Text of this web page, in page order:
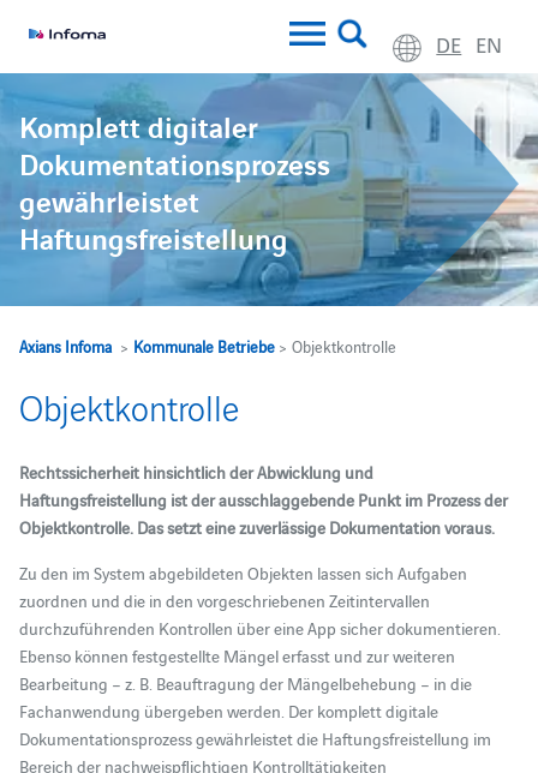
DE EN
Komplett digitaler
Dokumentationsprozess
gewährleistet
Haftungsfreistellung
Axians Infoma> Kommunale Betriebe> Objektkontrolle
Objektkontrolle
Rechtssicherheit hinsichtlich der Abwicklung und
Haftungsfreistellung ist der ausschlaggebende Punkt im Prozess der
Objektkontrolle. Das setzt eine zuverlässige Dokumentation voraus.
Zu den im System abgebildeten Objekten lassen sich Aufgaben
zuordnen und die in den vorgeschriebenen Zeitintervallen
durchzuführenden Kontrollen über eine App sicher dokumentieren.
Ebenso können festgestellte Mängel erfasst und zur weiteren
Bearbeitung – z. B. Beauftragung der Mängelbehebung – in die
Fachanwendung übergeben werden. Der komplett digitale
Dokumentationsprozess gewährleistet die Haftungsfreistellung im
Bereich der nachweispflichtigen Kontrolltätigkeiten